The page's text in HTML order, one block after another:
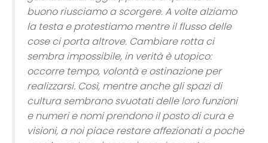
buono riusciamo a scorgere. A volte alziamo
la testa e protestiamo mentre il flusso delle
cose ci porta altrove. Cambiare rotta ci
sembra impossibile, in verità è utopico:
occorre tempo, volontà e ostinazione per
realizzarsi. Così, mentre anche gli spazi di
cultura sembrano svuotati delle loro funzioni
e numeri e nomi prendono il posto di cura e
visioni, a noi piace restare affezionati a poche